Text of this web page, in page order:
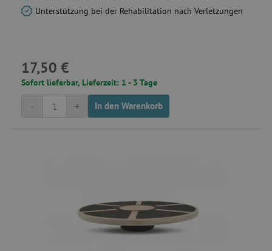
Unterstützung bei der Rehabilitation nach Verletzungen
17,50 €
Sofort lieferbar, Lieferzeit: 1 - 3 Tage
+
- In den Warenkorb